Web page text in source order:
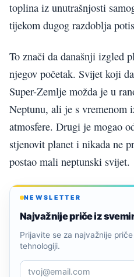
toplina iz unutrašnjosti
tijekom dugog razdoblja
To znači da današnji izgled
njegov početak. Svijet koji
Super-Zemlje možda je u
Neptunu, ali je s vremenom
atmosfere. Drugi je mogao
stjenovit planet i nikada ne
postao mali neptunski svijet.
NEWSLETTER
Najvažnije priče iz
Prijavite se za najvažnije
tehnologiji.